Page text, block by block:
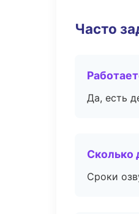
Часто
Да, есть
Сколько
Сроки